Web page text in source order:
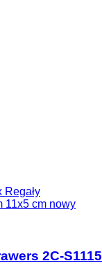
Regały
11x5 cm nowy
2C-S1115